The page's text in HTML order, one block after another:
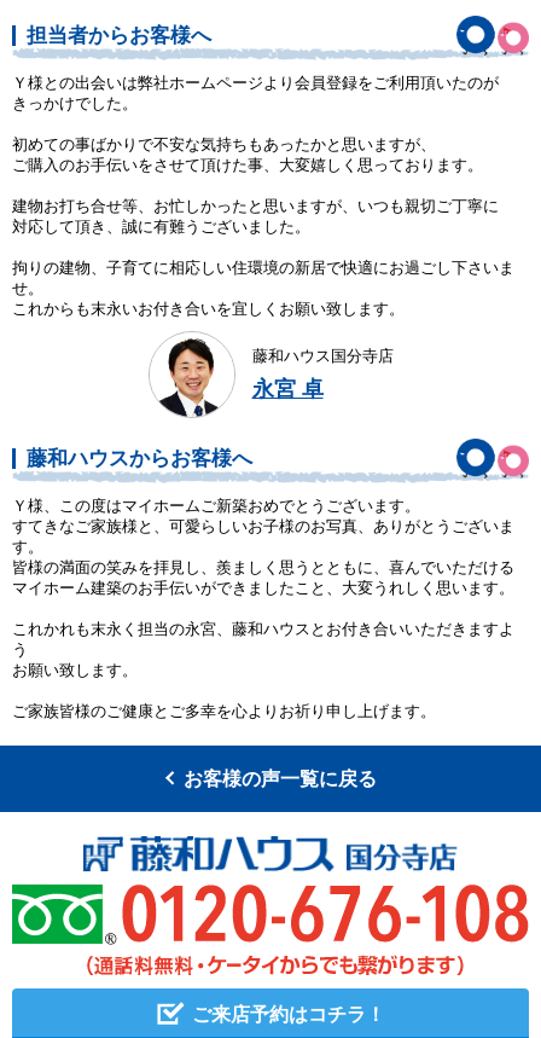
担当者からお客様へ
Ｙ様との出会いは弊社ホームページより会員登録をご利用頂いたのが
きっかけでした。
初めての事ばかりで不安な気持ちもあったかと思いますが、
ご購入のお手伝いをさせて頂けた事、大変嬉しく思っております。
建物お打ち合せ等、お忙しかったと思いますが、いつも親切ご丁寧に
対応して頂き、誠に有難うございました。
拘りの建物、子育てに相応しい住環境の新居で快適にお過ごし下さいま
せ。
これからも末永いお付き合いを宜しくお願い致します。
藤和ハウス国分寺店
永宮 卓
藤和ハウスからお客様へ
Ｙ様、この度はマイホームご新築おめでとうございます。
すてきなご家族様と、可愛らしいお子様のお写真、ありがとうございま
す。
皆様の満面の笑みを拝見し、羨ましく思うとともに、喜んでいただける
マイホーム建築のお手伝いができましたこと、大変うれしく思います。
これかれも末永く担当の永宮、藤和ハウスとお付き合いいただきますよ
う
お願い致します。
ご家族皆様のご健康とご多幸を心よりお祈り申し上げます。
お客様の声一覧に戻る
ご来店予約はコチラ！